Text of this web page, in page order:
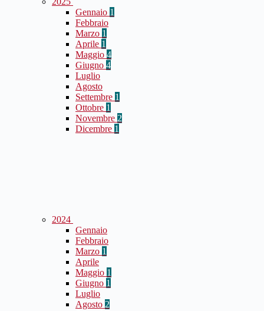
Gennaio 1
Febbraio
Marzo 1
Aprile 1
Maggio 4
Giugno 4
Luglio
Agosto
Settembre 1
Ottobre 1
Novembre 2
Dicembre 1
2024
Gennaio
Febbraio
Marzo 1
Aprile
Maggio 1
Giugno 1
Luglio
Agosto 2